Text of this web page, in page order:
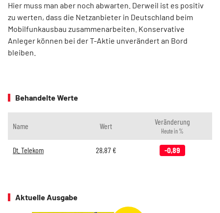
Hier muss man aber noch abwarten. Derweil ist es positiv
zu werten, dass die Netzanbieter in Deutschland beim
Mobilfunkausbau zusammenarbeiten. Konservative
Anleger können bei der T-Aktie unverändert an Bord
bleiben.
Behandelte Werte
Name Wert Veränderung
Heute in %
Dt. Telekom 28,87€ -0,89
Aktuelle Ausgabe